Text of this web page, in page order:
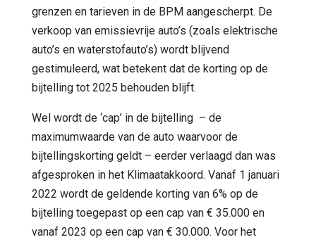
grenzen en tarieven in de BPM aangescherpt. De
verkoop van emissievrije auto’s (zoals elektrische
auto’s en waterstofauto’s) wordt blijvend
gestimuleerd, wat betekent dat de korting op de
bijtelling tot 2025 behouden blijft.
Wel wordt de ‘cap’ in de bijtelling – de
maximumwaarde van de auto waarvoor de
bijtellingskorting geldt – eerder verlaagd dan was
afgesproken in het Klimaatakkoord. Vanaf 1 januari
2022 wordt de geldende korting van 6% op de
bijtelling toegepast op een cap van € 35.000 en
vanaf 2023 op een cap van € 30.000. Voor het